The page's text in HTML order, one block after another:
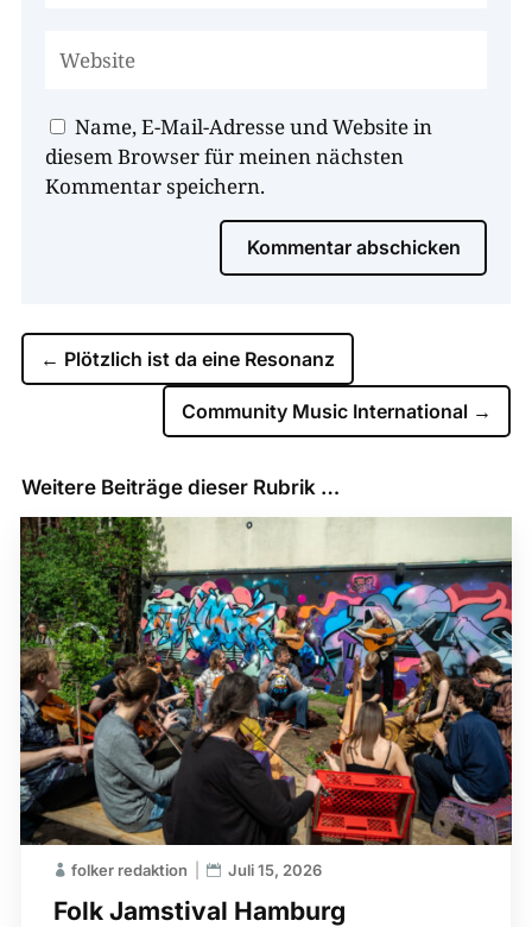
Name, E-Mail-Adresse und Website in
diesem Browser für meinen nächsten
Kommentar speichern.
Kommentar abschicken
← Plötzlich ist da eine Resonanz
Community Music International →
Weitere Beiträge dieser Rubrik …
Folk Jamstival Hamburg
folker redaktion Juli 15, 2026